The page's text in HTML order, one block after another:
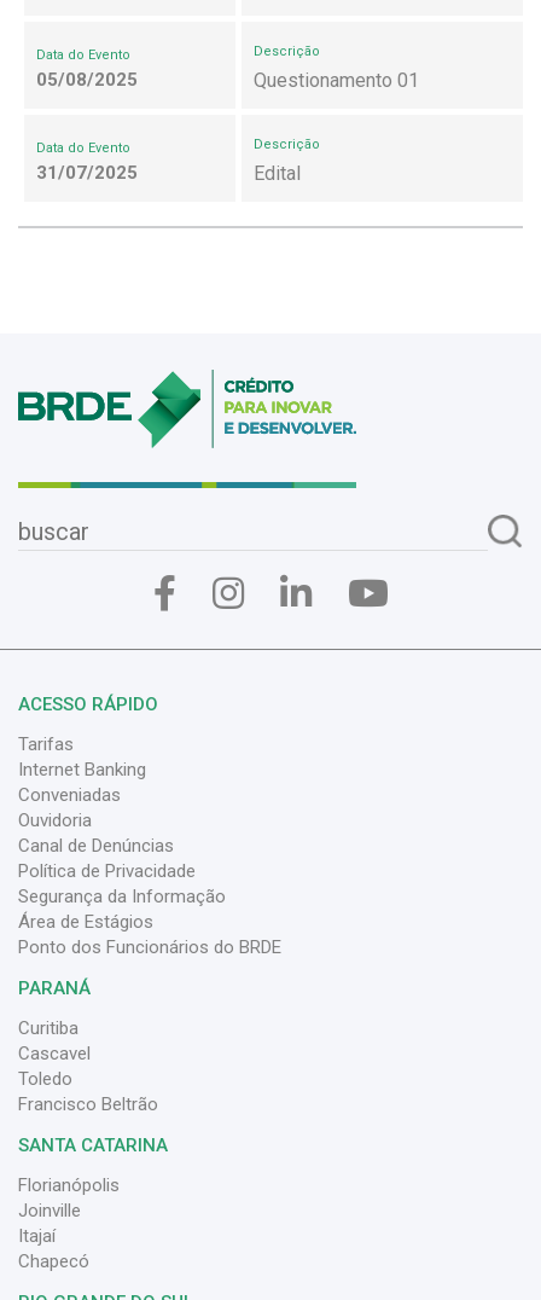
Data do Evento
05/08/2025
Descrição
Questionamento 01
Data do Evento
31/07/2025
Descrição
Edital
ACESSO RÁPIDO
Tarifas
Internet Banking
Conveniadas
Ouvidoria
Canal de Denúncias
Política de Privacidade
Segurança da Informação
Área de Estágios
Ponto dos Funcionários do BRDE
PARANÁ
Curitiba
Cascavel
Toledo
Francisco Beltrão
SANTA CATARINA
Florianópolis
Joinville
Itajaí
Chapecó